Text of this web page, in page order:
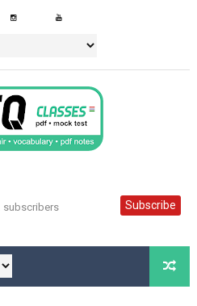
subscribers Subscribe